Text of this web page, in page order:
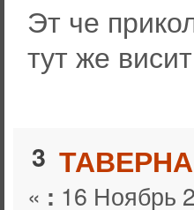
Эт че
тут же
3 ТАВЕРНА
« : 16 Ноябрь